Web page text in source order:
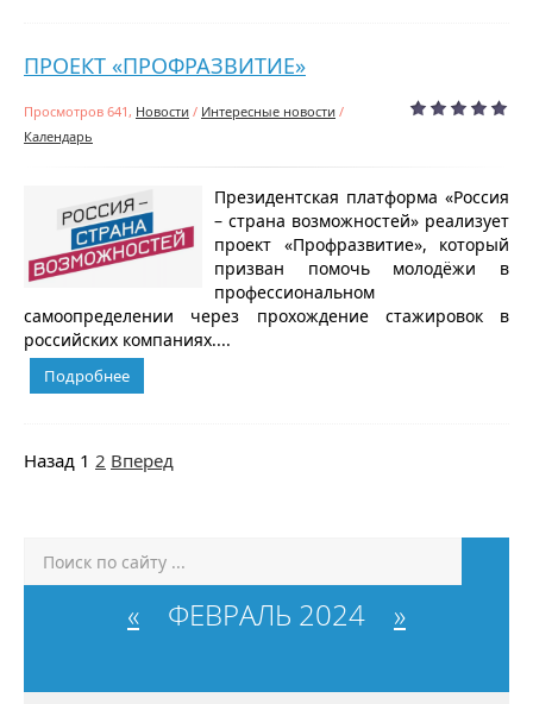
ПРОЕКТ «ПРОФРАЗВИТИЕ»
Просмотров 641, Новости / Интересные новости /
Календарь
Президентская платформа «Россия
– страна возможностей» реализует
проект «Профразвитие», который
призван помочь молодёжи в
профессиональном
самоопределении через прохождение стажировок в
российских компаниях....
Подробнее
Назад 1 2 Вперед
« ФЕВРАЛЬ 2024 »